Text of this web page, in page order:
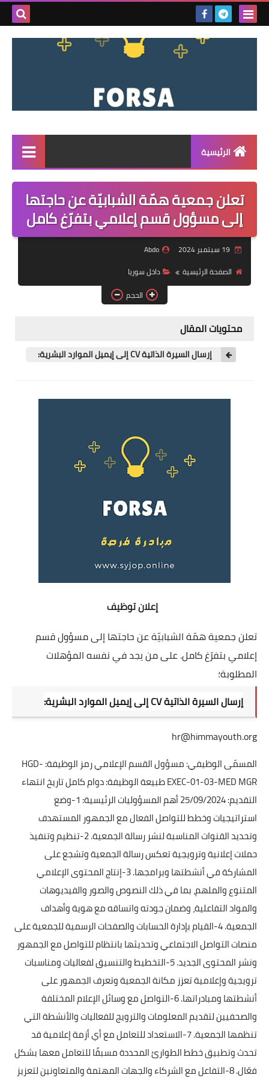
بحث
الرئيسية
القائمة
مناقصات
فرص عمل داخل سوريا
فرص عمل في العراق
فرص عمل في اليمن
دورات تدريبية
تعلن جمعية همّة الشبابيّة عن حاجتها
إلى مسؤول قسم إعلامي بتفرّغ كامل
Abdo
الصفحة الرئيسية
داخل سوريا
الحجم
محتويات المقال
إرسال السيرة الذاتية CV إلى إيميل الموارد البشرية:
إعلان توظيف
تعلن جمعية همّة الشبابيّة عن حاجتها إلى مسؤول قسم
إعلامي بتفرّغ كامل. على من يجد في نفسه المؤهلات
المطلوبة؛
إرسال السيرة الذاتية CV إلى إيميل الموارد البشرية:
hr@himmayouth.org
المسمّى الوظيفي: مسؤول القسم الإعلامي رمز الوظيفة: HGD-
EXEC-01-03-MED MGR طبيعة الوظيفة: دوام كامل تاريخ انتهاء
التقديم: 25/09/2024 أهم المسؤوليات الرئيسية: 1-وضع
استراتيجيات وخطط للتواصل الفعال مع الجمهور المستهدف
وتحديد القنوات المناسبة لنشر رسالة الجمعية. 2-تنظيم وتنفيذ
حملات إعلانية وترويجية تعكس رسالة الجمعية وتشجع على
المشاركة في أنشطتها وبرامجها. 3-إنتاج المحتوى الإعلامي
المتنوع والملهم، بما في ذلك النصوص والصور والفيديوهات
والمواد التفاعلية، وضمان جودته واتساقه مع هوية وأهداف
الجمعية. 4-القيام بإدارة الحسابات والصفحات الرسمية للجمعية على
منصات التواصل الاجتماعي وتحديثها بانتظام للتواصل مع الجمهور
ونشر المحتوى الجديد. 5-التخطيط والتنسيق لفعاليات ومناسبات
ترويجية وإعلامية تعزز مكانة الجمعية وتعرف الجمهور على
أنشطتها ومبادراتها. 6-التواصل مع وسائل الإعلام المختلفة
والصحفيين لتقديم المعلومات والترويج للفعاليات والأنشطة التي
تنظمها الجمعية. 7-الاستعداد للتعامل مع أي أزمة إعلامية قد
تحدث وتطبيق خطط الطوارئ المحددة مسبقًا للتعامل معها بشكل
فعّال. 8-التفاعل مع الشركاء والجهات المهتمة والمتعاونين لتعزيز